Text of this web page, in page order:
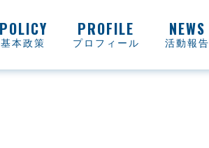
基本政策 プロフィール 活動報告